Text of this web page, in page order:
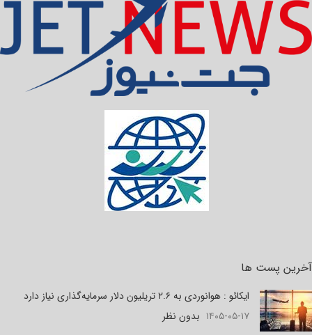
آخرین پست ها
ایکائو : هوانوردی به ۲.۶ تریلیون دلار سرمایه‌گذاری نیاز دارد
۱۴۰۵-۰۵-۱۷ بدون نظر